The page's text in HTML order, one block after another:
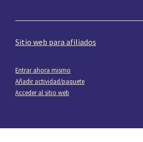
Sitio web para afiliados
Entrar ahora mismo
Añadir actividad/paquete
Acceder al sitio web